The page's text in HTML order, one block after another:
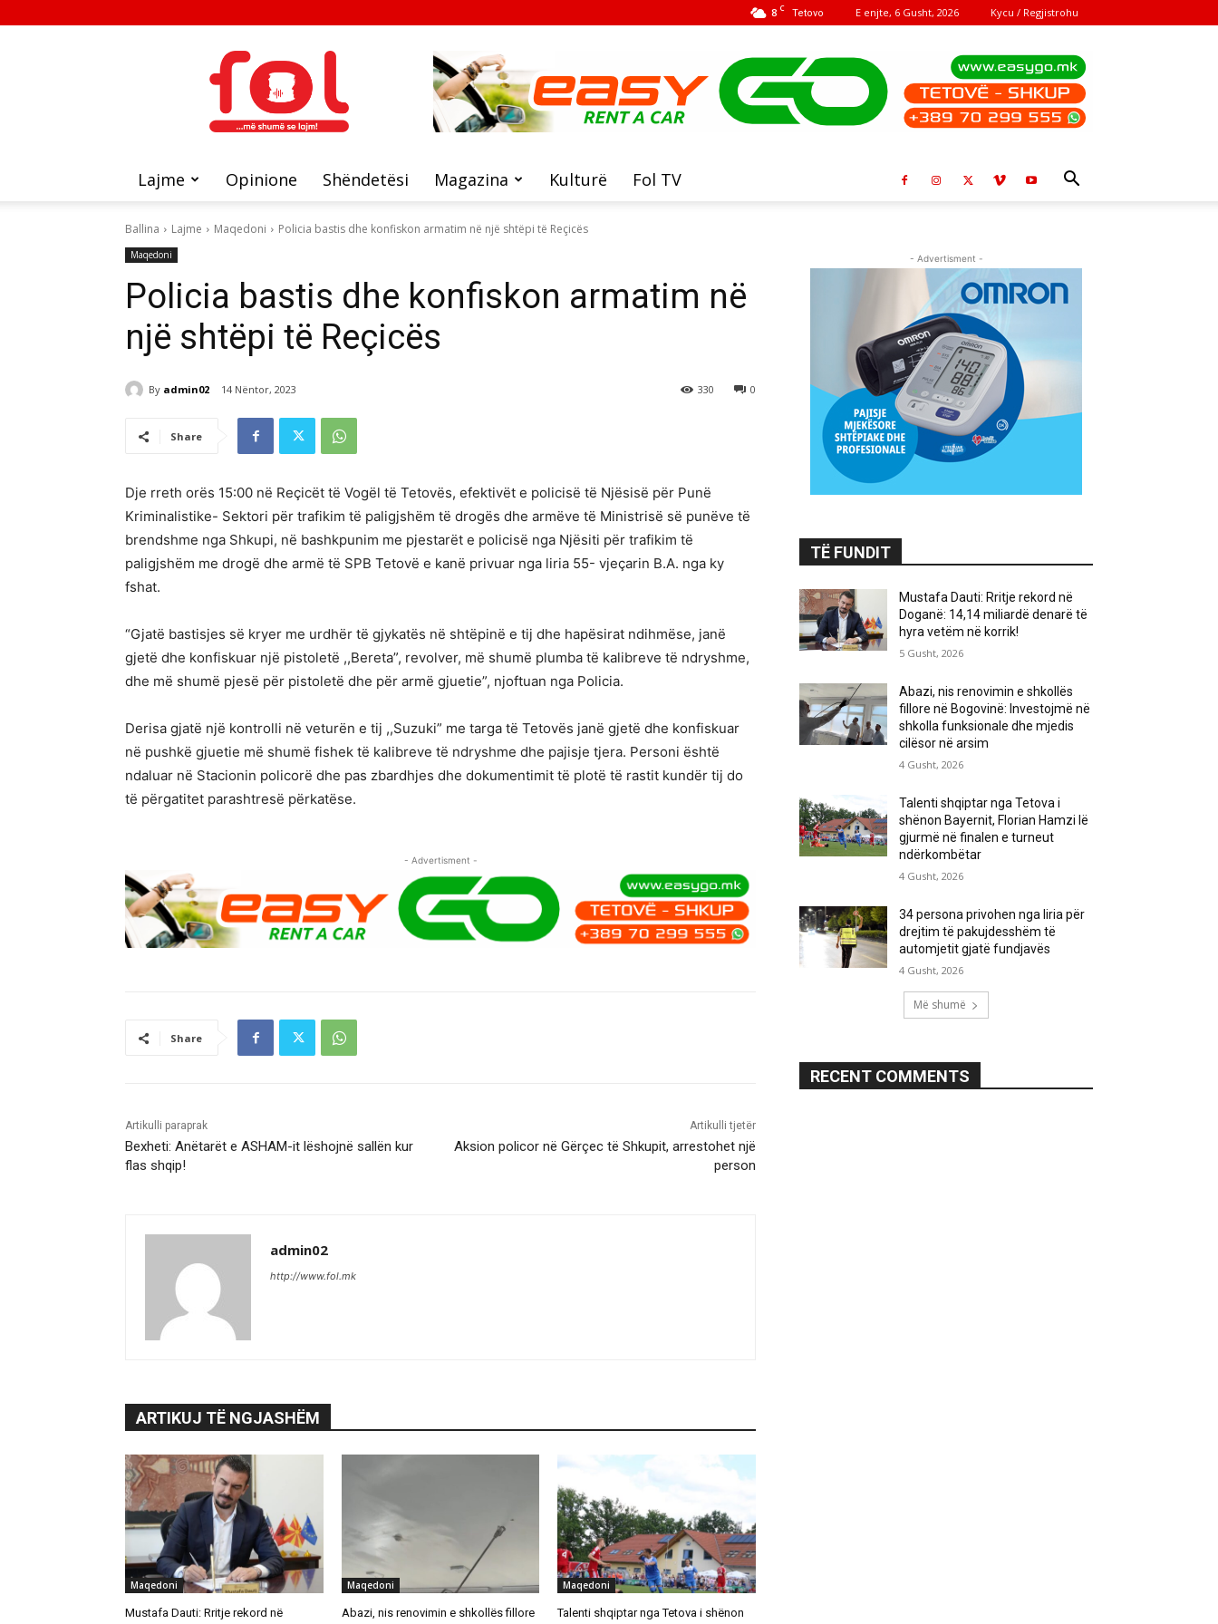
8 C Tetovo E enjte, 6 Gusht, 2026 Kycu / Regjistrohu
FOL
Lajme Opinione Shëndetësi Magazina Kulturë Fol TV
Ballina Lajme Maqedoni Policia bastis dhe konfiskon armatim në një shtëpi të Reçicës
Maqedoni
Policia bastis dhe konfiskon armatim në
një shtëpi të Reçicës
By admin02 14 Nëntor, 2023 0
330
Share
Dje rreth orës 15:00 në Reçicët të Vogël të Tetovës, efektivët e policisë të Njësisë për Punë
Kriminalistike- Sektori për trafikim të paligjshëm të drogës dhe armëve të Ministrisë së punëve të
brendshme nga Shkupi, në bashkpunim me pjestarët e policisë nga Njësiti për trafikim të
paligjshëm me drogë dhe armë të SPB Tetovë e kanë privuar nga liria 55- vjeçarin B.A. nga ky
fshat.
“Gjatë bastisjes së kryer me urdhër të gjykatës në shtëpinë e tij dhe hapësirat ndihmëse, janë
gjetë dhe konfiskuar një pistoletë ,,Bereta”, revolver, më shumë plumba të kalibreve të ndryshme,
dhe më shumë pjesë për pistoletë dhe për armë gjuetie”, njoftuan nga Policia.
Derisa gjatë një kontrolli në veturën e tij ,,Suzuki” me targa të Tetovës janë gjetë dhe konfiskuar
në pushkë gjuetie më shumë fishek të kalibreve të ndryshme dhe pajisje tjera. Personi është
ndaluar në Stacionin policorë dhe pas zbardhjes dhe dokumentimit të plotë të rastit kundër tij do
të përgatitet parashtresë përkatëse.
- Advertisment -
Share
Artikulli paraprak
Bexheti: Anëtarët e ASHAM-it lëshojnë sallën kur
flas shqip!
Artikulli tjetër
Aksion policor në Gërçec të Shkupit, arrestohet një
person
admin02
http://www.fol.mk
ARTIKUJ TË NGJASHËM
Maqedoni
Mustafa Dauti: Rritje rekord në
Maqedoni
Abazi, nis renovimin e shkollës fillore
Maqedoni
Talenti shqiptar nga Tetova i shënon
- Advertisment -
TË FUNDIT
Mustafa Dauti: Rritje rekord në
Doganë: 14,14 miliardë denarë të
hyra vetëm në korrik!
5 Gusht, 2026
Abazi, nis renovimin e shkollës
fillore në Bogovinë: Investojmë në
shkolla funksionale dhe mjedis
cilësor në arsim
4 Gusht, 2026
Talenti shqiptar nga Tetova i
shënon Bayernit, Florian Hamzi lë
gjurmë në finalen e turneut
ndërkombëtar
4 Gusht, 2026
34 persona privohen nga liria për
drejtim të pakujdesshëm të
automjetit gjatë fundjavës
4 Gusht, 2026
Më shumë
RECENT COMMENTS